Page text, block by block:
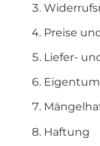
Preise
Liefer-
Haftung